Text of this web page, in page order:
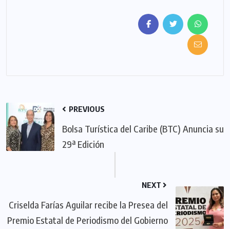
PREVIOUS
Bolsa Turística del Caribe (BTC) Anuncia su
29ª Edición
NEXT
Criselda Farías Aguilar recibe la Presea del
Premio Estatal de Periodismo del Gobierno